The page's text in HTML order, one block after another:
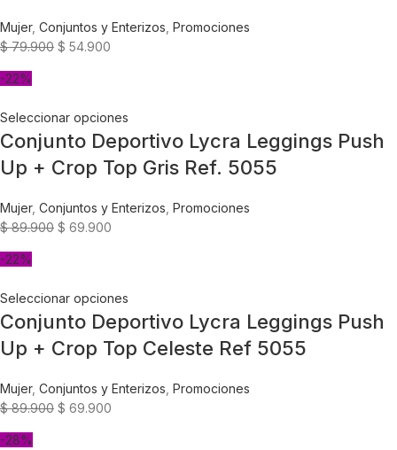
Mujer, Conjuntos y Enterizos Promociones
$79.900 $ 54.900
-22%
Seleccionar opciones
Conjunto Deportivo Lycra Leggings Push
Up + Crop Top Gris Ref. 5055
Mujer, Conjuntos y Enterizos Promociones
$89.900 $ 69.900
-22%
Seleccionar opciones
Conjunto Deportivo Lycra Leggings Push
Up + Crop Top Celeste Ref 5055
Mujer, Conjuntos y Enterizos Promociones
$89.900 $ 69.900
-28%